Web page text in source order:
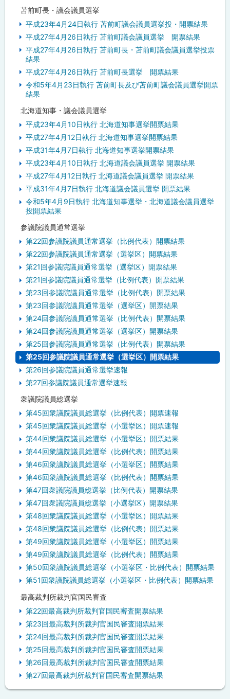
苫前町長・議会議員選挙
平成23年4月24日執行 苫前町議会議員選挙投・開票結果
平成27年4月26日執行 苫前町議会議員選挙 開票結果
平成27年4月26日執行 苫前町長・苫前町議会議員選挙投票
結果
平成27年4月26日執行 苫前町長選挙 開票結果
令和5年4月23日執行 苫前町長及び苫前町議会議員選挙開票
結果
北海道知事・議会議員選挙
平成23年4月10日執行 北海道知事選挙開票結果
平成27年4月12日執行 北海道知事選挙開票結果
平成31年4月7日執行 北海道知事選挙開票結果
平成23年4月10日執行 北海道議会議員選挙 開票結果
平成27年4月12日執行 北海道議会議員選挙 開票結果
平成31年4月7日執行 北海道議会議員選挙 開票結果
令和5年4月9日執行 北海道知事選挙・北海道議会議員選挙
投開票結果
参議院議員通常選挙
第22回参議院議員通常選挙（比例代表）開票結果
第22回参議院議員通常選挙（選挙区）開票結果
第21回参議院議員通常選挙（選挙区）開票結果
第21回参議院議員通常選挙（比例代表）開票結果
第23回参議院議員通常選挙（比例代表）開票結果
第23回参議院議員通常選挙（選挙区）開票結果
第24回参議院議員通常選挙（比例代表）開票結果
第24回参議院議員通常選挙（選挙区）開票結果
第25回参議院議員通常選挙（比例代表）開票結果
第25回参議院議員通常選挙（選挙区）開票結果
第26回参議院議員通常選挙速報
第27回参議院議員通常選挙速報
衆議院議員総選挙
第45回衆議院議員総選挙（比例代表）開票速報
第45回衆議院議員総選挙（小選挙区）開票速報
第44回衆議院議員総選挙（小選挙区）開票結果
第44回衆議院議員総選挙（比例代表）開票結果
第46回衆議院議員総選挙（小選挙区）開票結果
第46回衆議院議員総選挙（比例代表）開票結果
第47回衆議院議員総選挙（比例代表）開票結果
第47回衆議院議員総選挙（小選挙区）開票結果
第48回衆議院議員総選挙（小選挙区）開票結果
第48回衆議院議員総選挙（比例代表）開票結果
第49回衆議院議員総選挙（小選挙区）開票結果
第49回衆議院議員総選挙（比例代表）開票結果
第50回衆議院議員総選挙（小選挙区・比例代表）開票結果
第51回衆議院議員総選挙（小選挙区・比例代表）開票結果
最高裁判所裁判官国民審査
第22回最高裁判所裁判官国民審査開票結果
第23回最高裁判所裁判官国民審査開票結果
第24回最高裁判所裁判官国民審査開票結果
第25回最高裁判所裁判官国民審査開票結果
第26回最高裁判所裁判官国民審査開票結果
第27回最高裁判所裁判官国民審査開票結果